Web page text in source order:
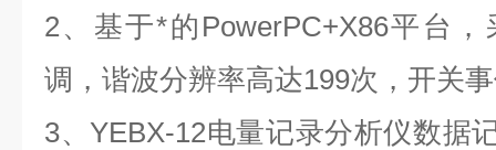
2、 基于*的 PowerPC+X86平台，
调，谐波分辨率高达199次，开关
3、 YEBX-12电量记录分析仪数据